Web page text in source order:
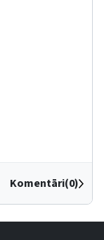
Komentāri(0)